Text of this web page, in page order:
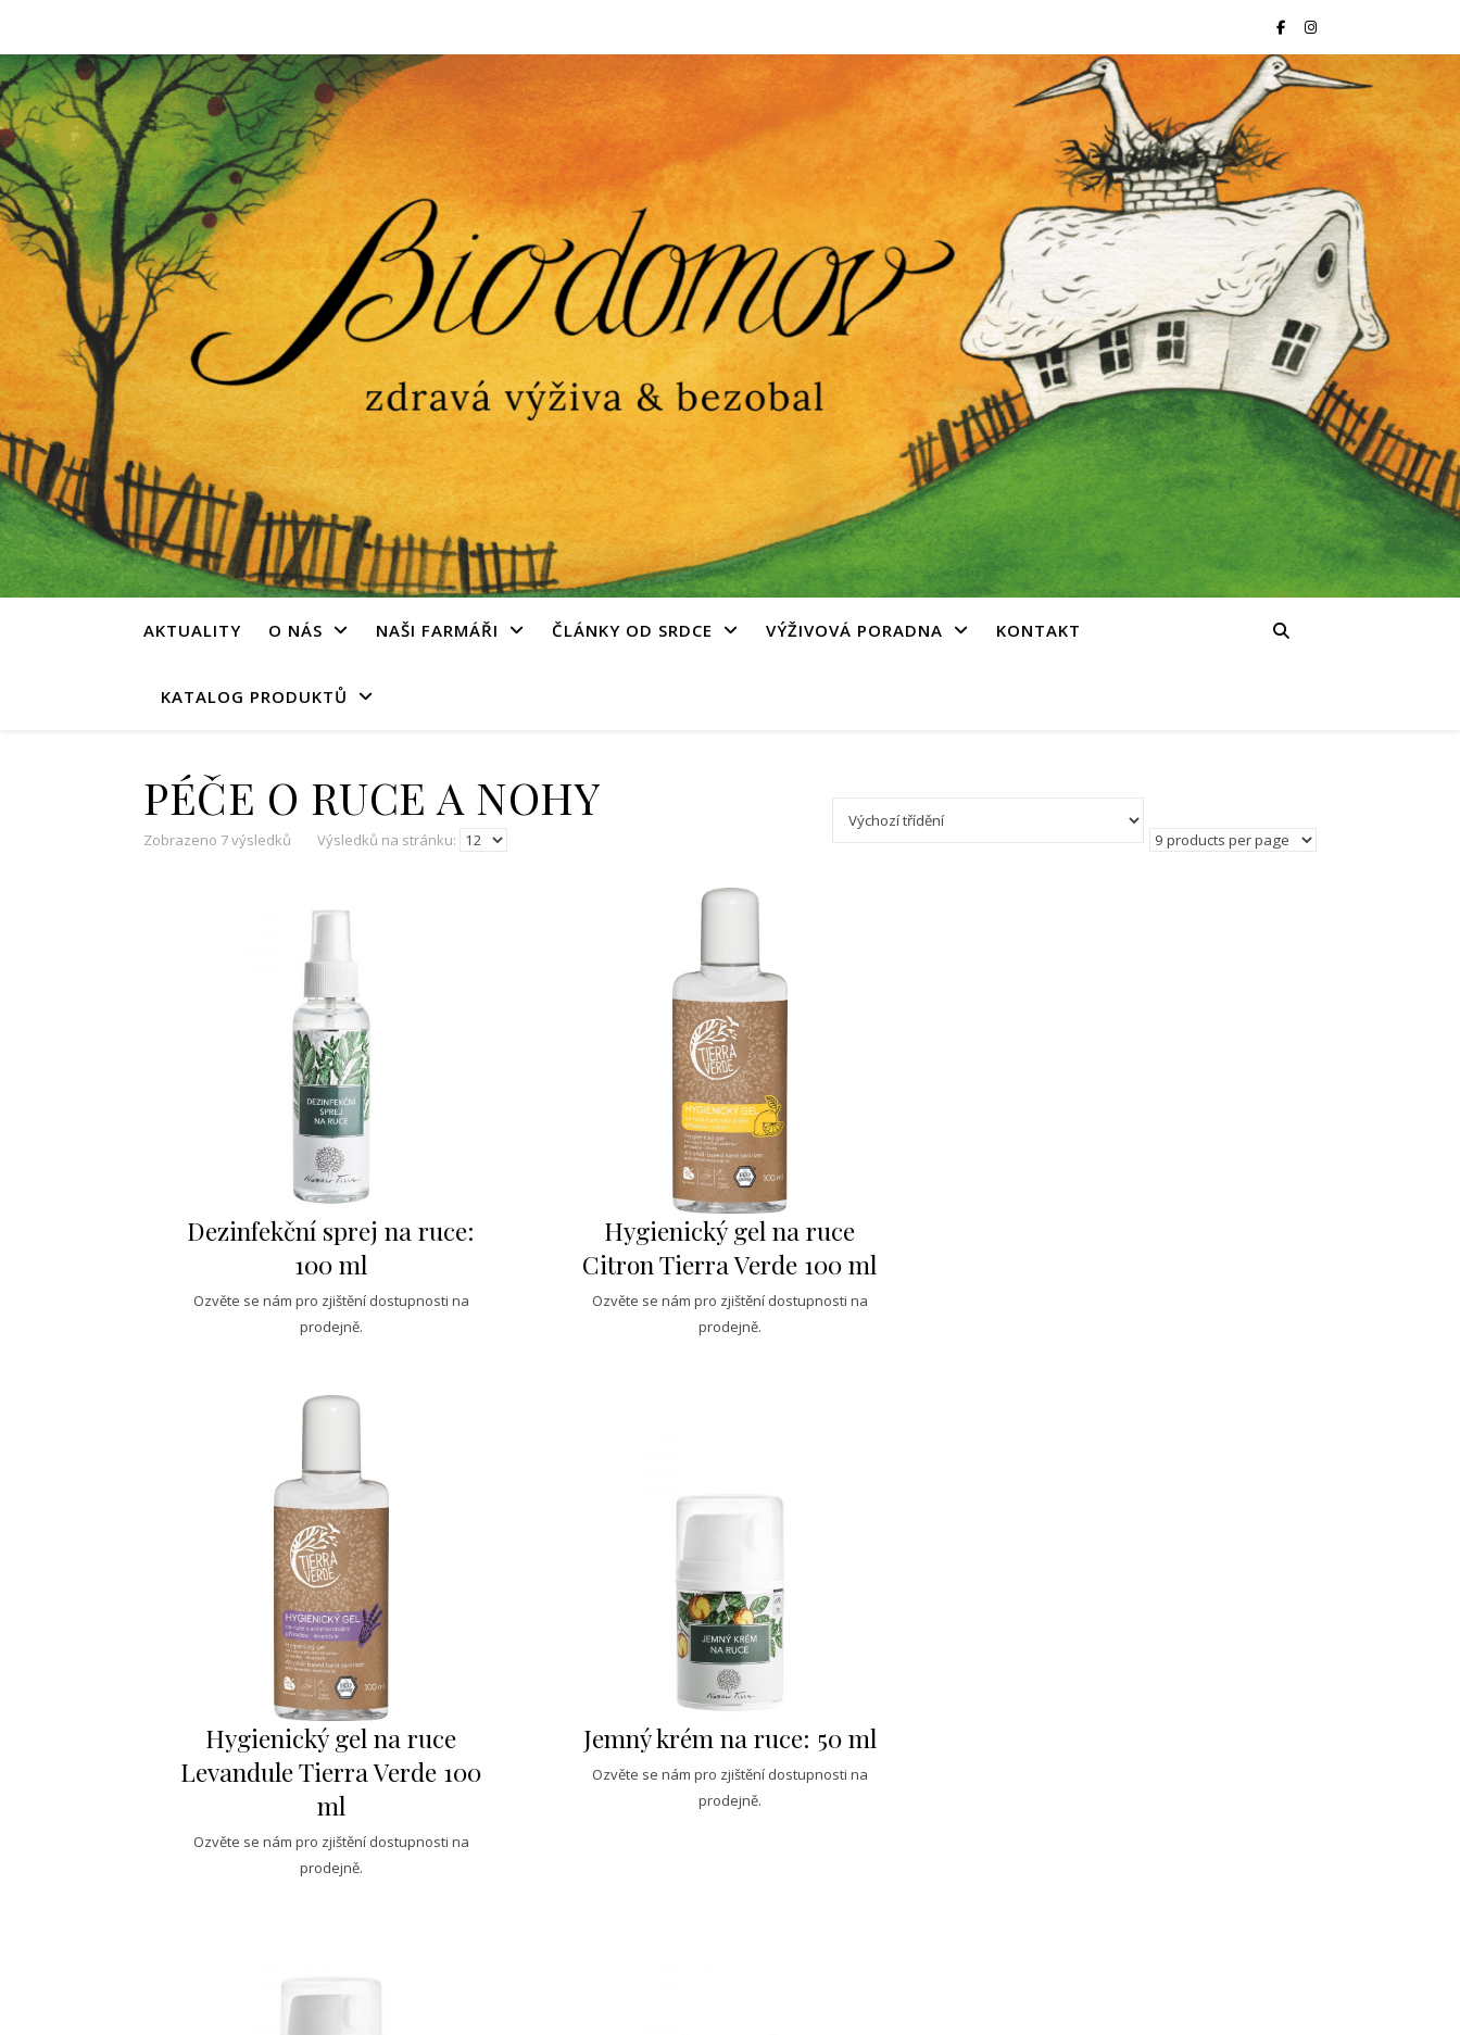
AKTUALITY O NÁS NAŠI FARMÁŘI ČLÁNKY OD SRDCE VÝŽIVOVÁ PORADNA KONTAKT
KATALOG PRODUKTŮ
PÉČE O RUCE A NOHY
Zobrazeno 7 výsledků Výsledků na stránku:
Dezinfekční sprej na ruce:
100 ml
Ozvěte se nám pro zjištění dostupnosti na
prodejně.
Hygienický gel na ruce
Citron Tierra Verde 100 ml
Ozvěte se nám pro zjištění dostupnosti na
prodejně.
Hygienický gel na ruce
Levandule Tierra Verde 100
ml
Ozvěte se nám pro zjištění dostupnosti na
prodejně.
Jemný krém na ruce: 50 ml
Ozvěte se nám pro zjištění dostupnosti na
prodejně.